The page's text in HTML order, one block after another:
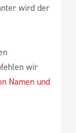
wird der
wir
Namen und